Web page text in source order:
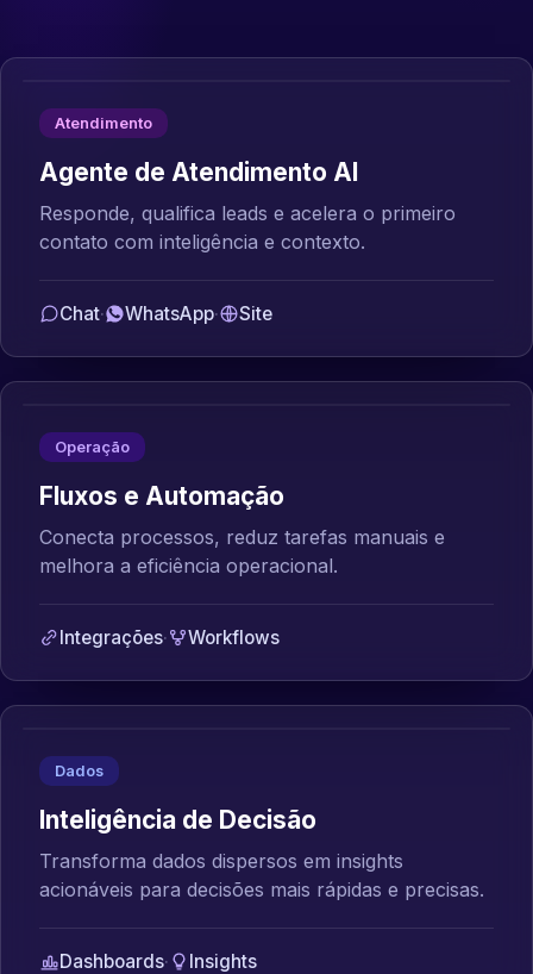
Atendimento
Agente de Atendimento AI
Responde, qualifica leads e acelera o primeiro
contato com inteligência e contexto.
Chat· WhatsApp· Site
Operação
Fluxos e Automação
Conecta processos, reduz tarefas manuais e
melhora a eficiência operacional.
Integrações· Workflows
Dados
Inteligência de Decisão
Transforma dados dispersos em insights
acionáveis para decisões mais rápidas e precisas.
Dashboards· Insights